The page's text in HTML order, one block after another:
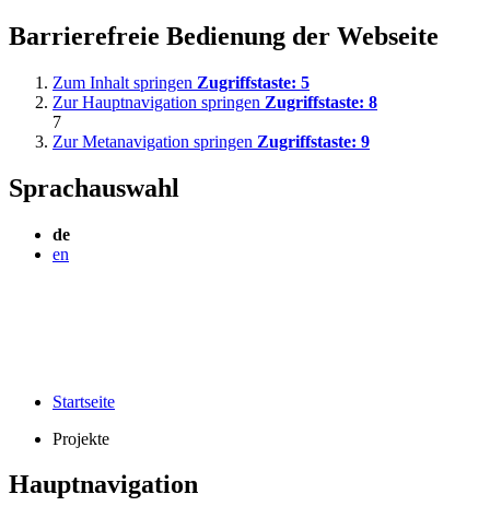
Barrierefreie Bedienung der Webseite
Zum Inhalt springen Zugriffstaste: 5
Zur Hauptnavigation springen Zugriffstaste: 8
7
Zur Metanavigation springen Zugriffstaste: 9
Sprachauswahl
de
en
Startseite
Projekte
Hauptnavigation